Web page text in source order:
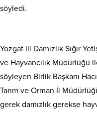
söyledi.
Yozgat ili Damızlık Sığır
ve Hayvancılık Müdürlüğü
söyleyen Birlik Başkanı
Tarım ve Orman İl
gerek damızlık gerekse